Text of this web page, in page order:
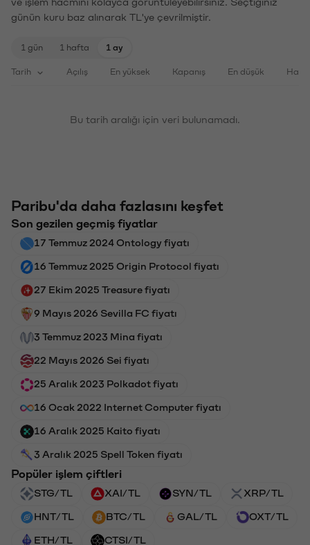
günün kuru baz alınarak TL'ye çevrilmiştir.
1 gün 1 hafta 1 ay
Tarih Açılış En yüksek Kapanış En düşük
Bu tarih aralığı için veri bulunamadı.
Paribu'da daha fazlasını keşfet
Son gezilen geçmiş fiyatlar
17 Temmuz 2024 Ontology fiyatı
16 Temmuz 2025 Origin Protocol fiyatı
27 Ekim 2025 Treasure fiyatı
9 Mayıs 2026 Sevilla FC fiyatı
3 Temmuz 2023 Mina fiyatı
22 Mayıs 2026 Sei fiyatı
25 Aralık 2023 Polkadot fiyatı
16 Ocak 2022 Internet Computer fiyatı
16 Aralık 2025 Kaito fiyatı
3 Aralık 2025 Spell Token fiyatı
Popüler işlem çiftleri
STG/TL XAI/TL SYN/TL XRP/TL
HNT/TL BTC/TL GAL/TL OXT/TL
ETH/TL CTSI/TL